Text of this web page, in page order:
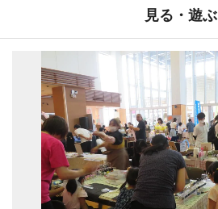
見る・遊ぶ